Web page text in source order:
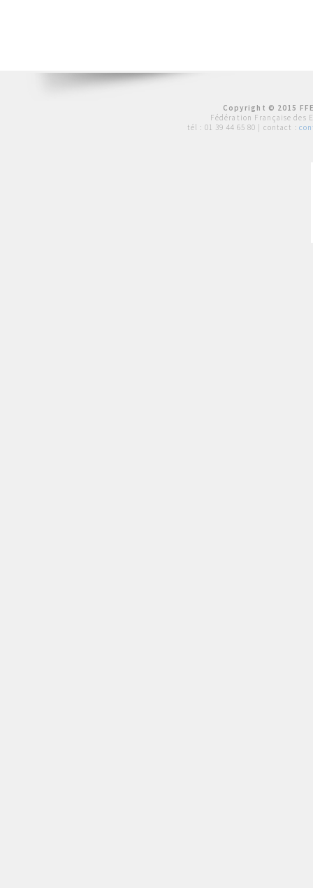
Copyright © 2015
Fédération Française des
tél : 01 39 44 65 80 | contact :